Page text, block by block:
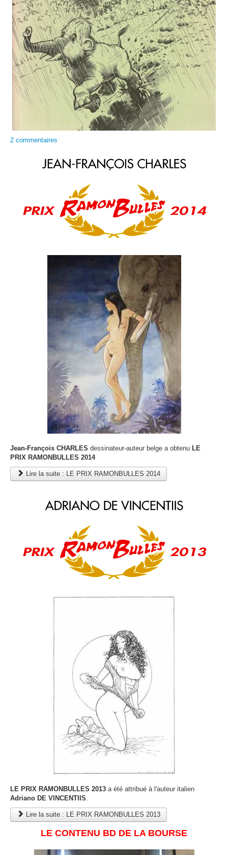
2 commentaires
Jean-François CHARLES dessinateur-auteur belge a obtenu LE
PRIX RAMONBULLES 2014
Lire la suite : LE PRIX RAMONBULLES 2014
LE PRIX RAMONBULLES 2013 a été attribué à l'auteur italien
Adriano DE VINCENTIIS.
Lire la suite : LE PRIX RAMONBULLES 2013
LE CONTENU BD DE LA BOURSE